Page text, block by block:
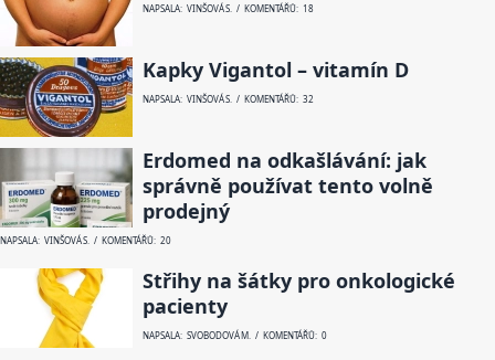
NAPSALA: VINŠOVÁ S. / KOMENTÁŘŮ: 18
Kapky Vigantol – vitamín D
NAPSALA: VINŠOVÁ S. / KOMENTÁŘŮ: 32
Erdomed na odkašlávání: jak
správně používat tento volně
prodejný
NAPSALA: VINŠOVÁ S. / KOMENTÁŘŮ: 20
Střihy na šátky pro onkologické
pacienty
NAPSALA: SVOBODOVÁ M. / KOMENTÁŘŮ: 0